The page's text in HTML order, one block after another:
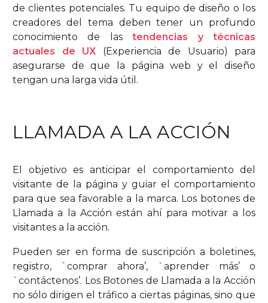
de clientes potenciales. Tu equipo de diseño o los
creadores del tema deben tener un profundo
conocimiento de lastendencias y técnicas
actuales de UX (Experiencia de Usuario) para
asegurarse de que la página web y el diseño
tengan una larga vida útil.
LLAMADA A LA ACCIÓN
El objetivo es anticipar el comportamiento del
visitante de la página y guiar el comportamiento
para que sea favorable a la marca. Los botones de
Llamada a la Acción están ahí para motivar a los
visitantes a la acción.
Pueden ser en forma de suscripción a boletines,
registro, `comprar ahora’, `aprender más’ o
`contáctenos’. Los Botones de Llamada a la Acción
no sólo dirigen el tráfico a ciertas páginas, sino que